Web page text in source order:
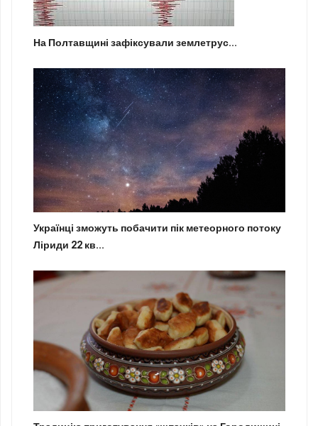
На Полтавщині зафіксували землетрус...
Українці зможуть побачити пік метеорного потоку
Ліриди 22 кв...